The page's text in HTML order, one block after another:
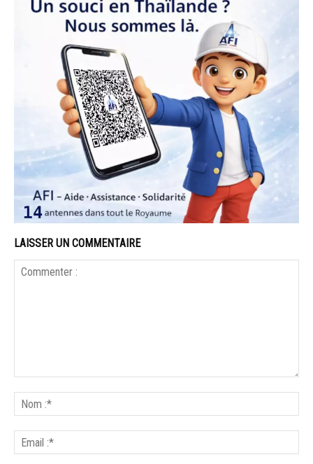
LAISSER UN COMMENTAIRE